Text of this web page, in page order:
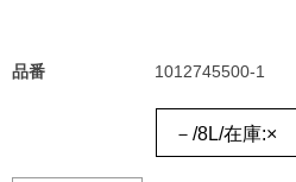
品番 1012745500-1